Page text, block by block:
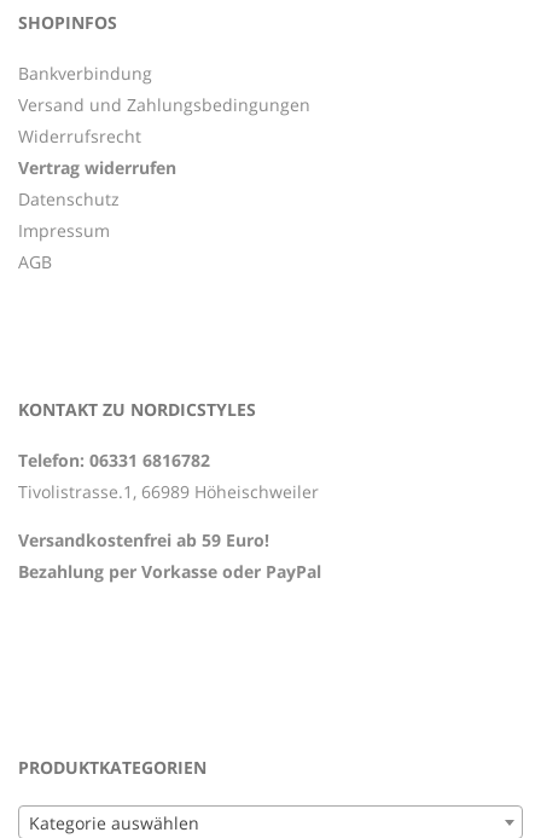
SHOPINFOS
Bankverbindung
Versand und Zahlungsbedingungen
Widerrufsrecht
Vertrag widerrufen
Datenschutz
Impressum
AGB
KONTAKT ZU NORDICSTYLES
Telefon: 06331 6816782
Tivolistrasse.1, 66989 Höheischweiler
Versandkostenfrei ab 59 Euro!
Bezahlung per Vorkasse oder PayPal
PRODUKTKATEGORIEN
Kategorie auswählen